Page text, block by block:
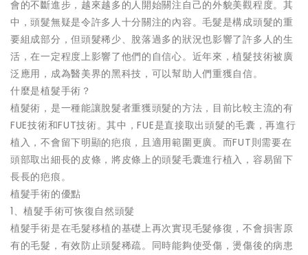
會的不斷進步，越來越多的人開始關注自己的外貌美觀程度。其
中，頭髮無疑是令許多人十分關注的內容。毛髮是構成頭髮的重
要組成部分，但頭髮稀少、脫落過多的狀況也影響了許多人的生
活，在一定程度上影響了他們的自信心。近年來，植髮技術被廣
泛應用，成為醫美界的黑科技，可以幫助人們重獲自信。
什麼是植髮手術？
植髮術，是一種能讓脫髮者重獲頭髮的方法，目前比較主流的有
FUE技術和FUT技術。其中，FUE是直接取出頭髮的毛囊，再進行
植入，不會留下明顯的疤痕，且適用範圍更廣。而FUT則需要在
頭部取出細長的皮條，將皮條上的頭髮毛囊進行植入，容易留下
長長的疤痕。
植髮手術的優點
1、植髮手術可恢復自然頭髮
植髮手術是在毛髮移植的基礎上再次實現毛髮修復，不會損害原
有的毛髮，有效防止頭髮稀疏。同時能夠使受傷，燙傷後的病患